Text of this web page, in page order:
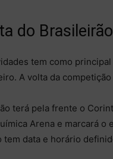
do Brasileirão
tem como
A volta da
terá pela frente o
Arena e marcará
tem data e horário